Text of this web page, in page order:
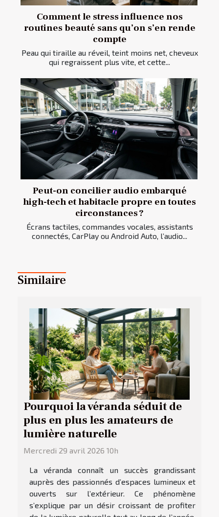
Comment le stress influence nos
routines beauté sans qu’on s’en rende
compte
Peau qui tiraille au réveil, teint moins net, cheveux
qui regraissent plus vite, et cette...
Peut-on concilier audio embarqué
high-tech et habitacle propre en toutes
circonstances ?
Écrans tactiles, commandes vocales, assistants
connectés, CarPlay ou Android Auto, l’audio...
Similaire
Pourquoi la véranda séduit de
plus en plus les amateurs de
lumière naturelle
Mercredi 29 avril 2026 10h
La véranda connaît un succès grandissant
auprès des passionnés d’espaces lumineux et
ouverts sur l’extérieur. Ce phénomène
s’explique par un désir croissant de profiter